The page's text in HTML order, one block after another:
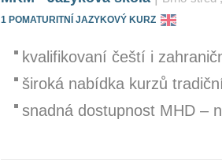
1 POMATURITNÍ JAZYKOVÝ KURZ
kvalifikovaní čeští i
široká nabídka kurzů
snadná dostupnost MHD –